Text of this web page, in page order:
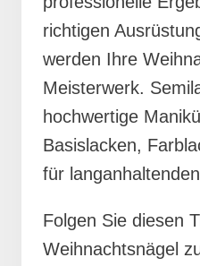
richtigen
werden Ihre
Meisterwerk.
hochwertige
Basislacken,
für
Folgen Sie diesen
Weihnachtsnägel